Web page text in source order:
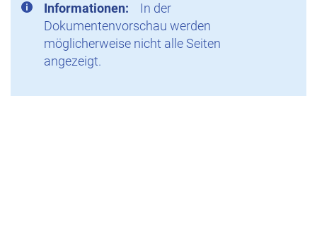
Informationen:
In der
Dokumentenvorschau werden
möglicherweise nicht alle Seiten
angezeigt.